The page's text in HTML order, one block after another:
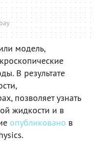
модель,
В результате
позволяет узнать
жидкости и в
опубликовано в